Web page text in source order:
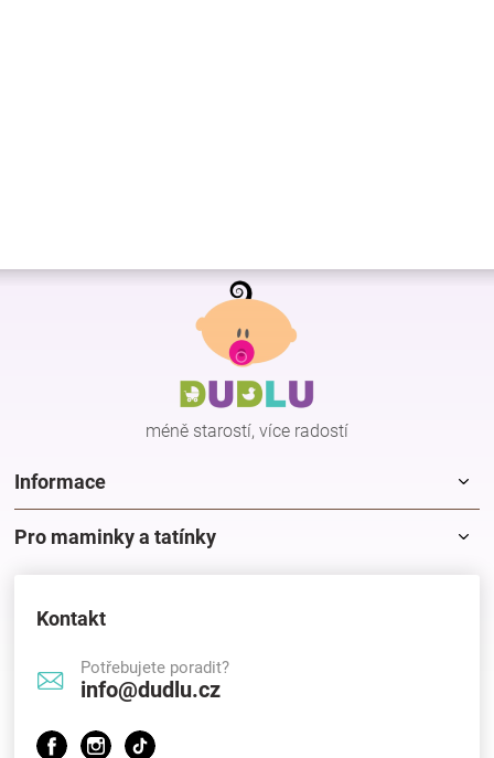
Z
méně starostí, více radostí
Informace
Pro maminky a tatínky
Kontakt
Potřebujete poradit?
info@dudlu.cz